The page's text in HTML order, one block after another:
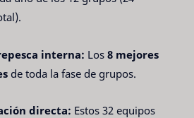
interna: Los 8 mejores
de toda la fase de grupos.
directa: Estos 32 equipos